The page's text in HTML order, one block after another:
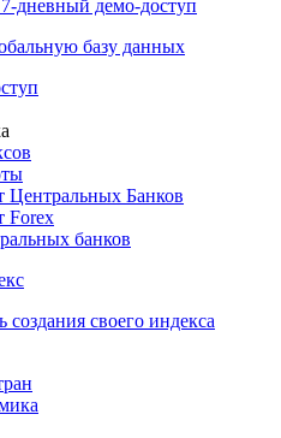
7-дневный демо-доступ
базу данных
Центральных Банков
Forex
банков
своего индекса